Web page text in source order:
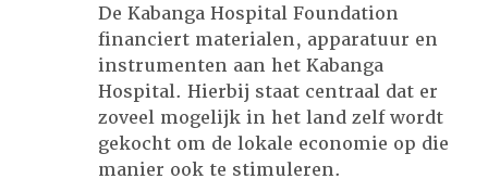
De Kabanga Hospital Foundation
financiert materialen, apparatuur en
instrumenten aan het Kabanga
Hospital. Hierbij staat centraal dat er
zoveel mogelijk in het land zelf wordt
gekocht om de lokale economie op die
manier ook te stimuleren.